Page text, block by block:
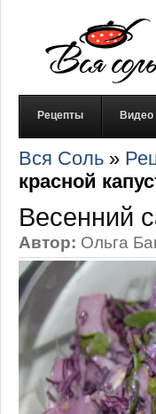
Рецепты Видео
Вся Соль »
красной
Весенний
Автор: Ольга